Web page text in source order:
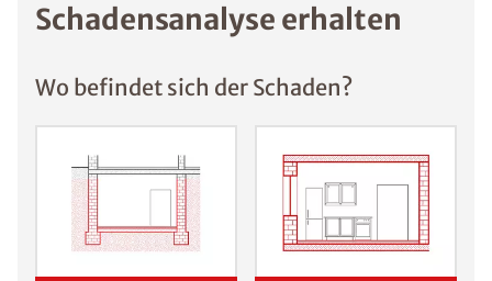
Schadensanalyse erhalten
Wo befindet sich der Schaden?